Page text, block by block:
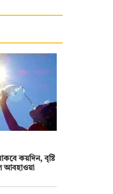
কয়দিন, বৃষ্টি
আবহাওয়া